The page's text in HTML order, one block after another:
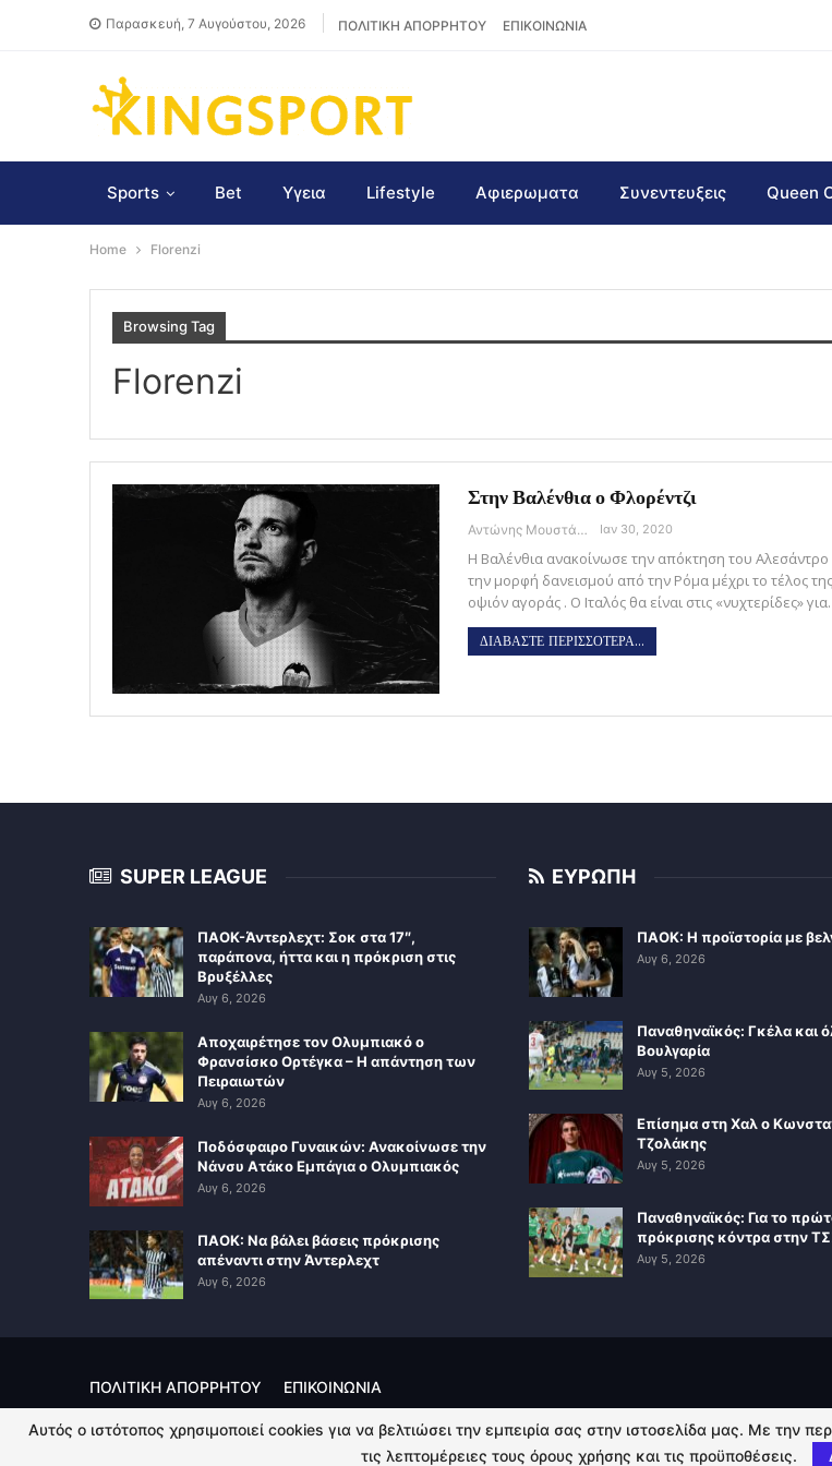
Παρασκευή, 7 Αυγούστου, 2026 ΠΟΛΙΤΙΚΗ ΑΠΟΡΡΗΤΟΥ ΕΠΙΚΟΙΝΩΝΙΑ
Sports Bet Υγεια Lifestyle Αφιερωματα Συνεντευξεις Queen
Home Florenzi
Browsing Tag
Florenzi
Στην Βαλένθια ο Φλορέντζι
Αντώνης Μουστάκας Ιαν 30, 2020
Η Βαλένθια ανακοίνωσε την απόκτηση του Αλεσάντρο
την μορφή δανεισμού από την Ρόμα μέχρι το τέλος
οψιόν αγοράς . Ο Ιταλός θα είναι στις «νυχτερίδες»
ΔΙΑΒΑΣΤΕ ΠΕΡΙΣΣΟΤΕΡΑ...
SUPER LEAGUE
ΠΑΟΚ-Άντερλεχτ: Σοκ στα 17″,
παράπονα, ήττα και η πρόκριση στις
Βρυξέλλες
Αυγ 6, 2026
Αποχαιρέτησε τον Ολυμπιακό ο
Φρανσίσκο Ορτέγκα – Η απάντηση των
Πειραιωτών
Αυγ 6, 2026
Ποδόσφαιρο Γυναικών: Ανακοίνωσε την
Νάνσυ Ατάκο Εμπάγια ο Ολυμπιακός
Αυγ 6, 2026
ΠΑΟΚ: Να βάλει βάσεις πρόκρισης
απέναντι στην Άντερλεχτ
Αυγ 6, 2026
ΕΥΡΩΠΗ
ΠΑΟΚ: Η προϊστορία με
Αυγ 6, 2026
Παναθηναϊκός: Γκέλα και
Βουλγαρία
Αυγ 5, 2026
Επίσημα στη Χαλ ο
Τζολάκης
Αυγ 5, 2026
Παναθηναϊκός: Για το
πρόκρισης κόντρα στην
Αυγ 5, 2026
ΠΟΛΙΤΙΚΗ ΑΠΟΡΡΗΤΟΥ ΕΠΙΚΟΙΝΩΝΙΑ
© 2026 - Kingsport.gr. All Rights Reserved.
Αυτός ο ιστότοπος χρησιμοποιεί cookies για να βελτιώσει την εμπειρία σας στην ιστοσελίδα μας. Με την
τις λεπτομέρειες τους όρους χρήσης και τις προϋποθέσεις.